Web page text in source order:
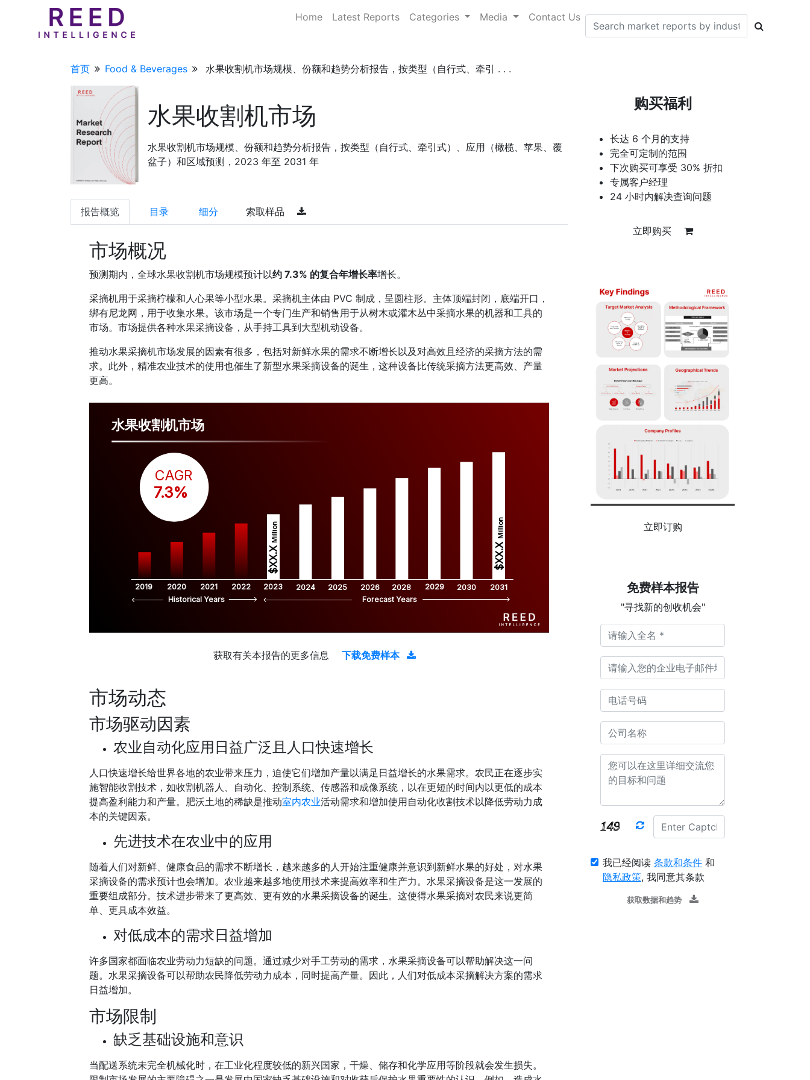
Home Latest Reports Categories Media Contact Us
首页 Food & Beverages 水果收割机市场规模、份额和趋势分析报告，按类型（自行式、牵引 . . .
水果收割机市场
水果收割机市场规模、份额和趋势分析报告，按类型（自行式、牵引式）、应用（橄榄、苹果、覆
盆子）和区域预测，2023 年至 2031 年
报告概览 目录 细分 索取样品
市场概况
预测期内，全球水果收割机市场规模预计以约 7.3% 的复合年增长率增长。
采摘机用于采摘柠檬和人心果等小型水果。采摘机主体由 PVC 制成，呈圆柱形。主体顶端封闭，底端开口，
绑有尼龙网，用于收集水果。该市场是一个专门生产和销售用于从树木或灌木丛中采摘水果的机器和工具的
市场。市场提供各种水果采摘设备，从手持工具到大型机动设备。
推动水果采摘机市场发展的因素有很多，包括对新鲜水果的需求不断增长以及对高效且经济的采摘方法的需
求。此外，精准农业技术的使用也催生了新型水果采摘设备的诞生，这种设备比传统采摘方法更高效、产量
更高。
水果收割机市场
2019 2020 2021 2022 2023 2024 2025 2026 2028 2029 2030 2031
$XX.X
Million
$XX.X
Million
CAGR
7.3%
Historical Years Forecast Years
获取有关本报告的更多信息 下载免费样本
市场动态
市场驱动因素
农业自动化应用日益广泛且人口快速增长
人口快速增长给世界各地的农业带来压力，迫使它们增加产量以满足日益增长的水果需求。农民正在逐步实
施智能收割技术，如收割机器人、自动化、控制系统、传感器和成像系统，以在更短的时间内以更低的成本
提高盈利能力和产量。肥沃土地的稀缺是推动室内农业活动需求和增加使用自动化收割技术以降低劳动力成
本的关键因素。
先进技术在农业中的应用
随着人们对新鲜、健康食品的需求不断增长，越来越多的人开始注重健康并意识到新鲜水果的好处，对水果
采摘设备的需求预计也会增加。农业越来越多地使用技术来提高效率和生产力。水果采摘设备是这一发展的
重要组成部分。技术进步带来了更高效、更有效的水果采摘设备的诞生。这使得水果采摘对农民来说更简
单、更具成本效益。
对低成本的需求日益增加
许多国家都面临农业劳动力短缺的问题。通过减少对手工劳动的需求，水果采摘设备可以帮助解决这一问
题。水果采摘设备可以帮助农民降低劳动力成本，同时提高产量。因此，人们对低成本采摘解决方案的需求
日益增加。
市场限制
缺乏基础设施和意识
当配送系统未完全机械化时，在工业化程度较低的新兴国家，干燥、储存和化学应用等阶段就会发生损失。
购买福利
长达 6 个月的支持
完全可定制的范围
下次购买可享受 30% 折扣
专属客户经理
24 小时内解决查询问题
立即购买
立即订购
免费样本报告
"寻找新的创收机会"
我已经阅读 条款和条件 和
隐私政策, 我同意其条款
获取数据和趋势